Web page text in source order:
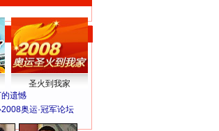
圣火到我家
遗憾
奥运·冠军论坛